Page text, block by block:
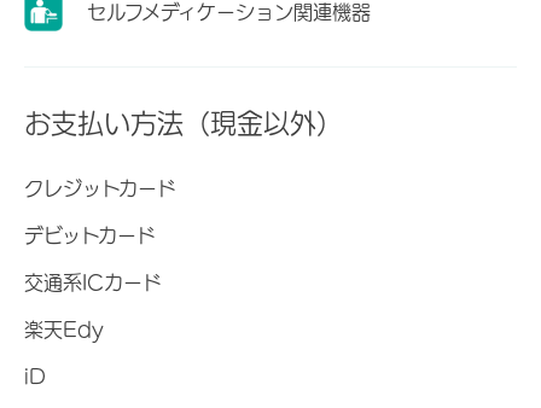
セルフメディケーション関連機器
お支払い方法（現金以外）
クレジットカード
デビットカード
交通系ICカード
楽天Edy
iD